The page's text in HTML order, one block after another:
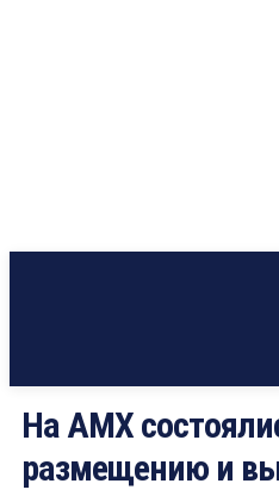
На AMX
размещению и